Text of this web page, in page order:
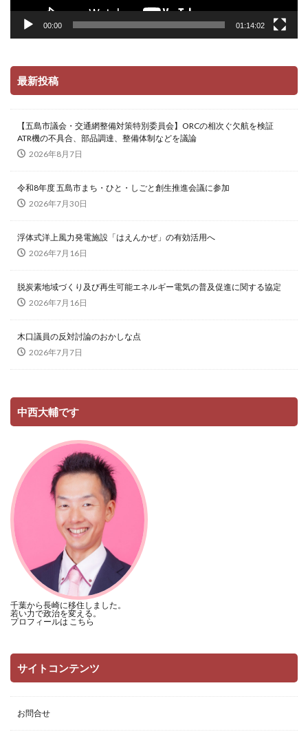
00:00 01:14:02
最新投稿
【五島市議会・交通網整備対策特別委員会】ORCの相次ぐ欠航を検証
ATR機の不具合、部品調達、整備体制などを議論
2026年8月7日
令和8年度 五島市まち・ひと・しごと創生推進会議に参加
2026年7月30日
浮体式洋上風力発電施設「はえんかぜ」の有効活用へ
2026年7月16日
脱炭素地域づくり及び再生可能エネルギー電気の普及促進に関する協定
2026年7月16日
木口議員の反対討論のおかしな点
2026年7月7日
中西大輔です
千葉から長崎に移住しました。
若い力で政治を変える。
プロフィールは こちら
サイトコンテンツ
お問合せ